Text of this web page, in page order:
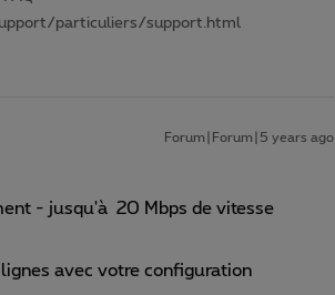
particuliers/support.html
Forum|Forum|5 years ago
- jusqu'à 20 Mbps de vitesse
avec votre configuration